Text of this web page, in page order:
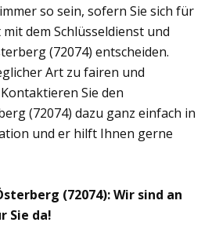
so sein, sofern Sie sich für
dem Schlüsseldienst und
(72074) entscheiden.
Art zu fairen und
Sie den
(72074) dazu ganz einfach in
und er hilft Ihnen gerne
(72074): Wir sind an
Sie da!